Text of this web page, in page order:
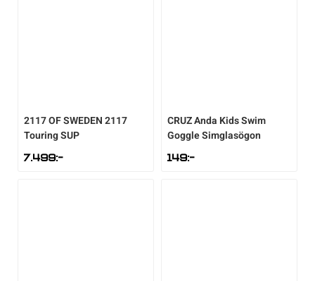
2117 OF SWEDEN2117
Touring SUP
7.499:-
CRUZAnda Kids Swim
Goggle Simglasögon
149:-